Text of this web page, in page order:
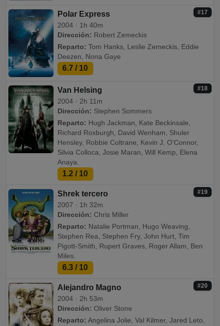
#17
Polar Express
2004 · 1h 40m
Dirección: Robert Zemeckis
Reparto: Tom Hanks, Leslie Zemeckis, Eddie
Deezen, Nona Gaye
6.7 / 10
#18
Van Helsing
2004 · 2h 11m
Dirección: Stephen Sommers
Reparto: Hugh Jackman, Kate Beckinsale,
Richard Roxburgh, David Wenham, Shuler
Hensley, Robbie Coltrane, Kevin J. O'Connor,
Silvia Colloca, Josie Maran, Will Kemp, Elena
Anaya.
1.2 / 10
#19
Shrek tercero
2007 · 1h 32m
Dirección: Chris Miller
Reparto: Natalie Portman, Hugo Weaving,
Stephen Rea, Stephen Fry, John Hurt, Tim
Pigott-Smith, Rupert Graves, Roger Allam, Ben
Miles.
6.3 / 10
#20
Alejandro Magno
2004 · 2h 53m
Dirección: Oliver Stone
Reparto: Angelina Jolie, Val Kilmer, Jared Leto,